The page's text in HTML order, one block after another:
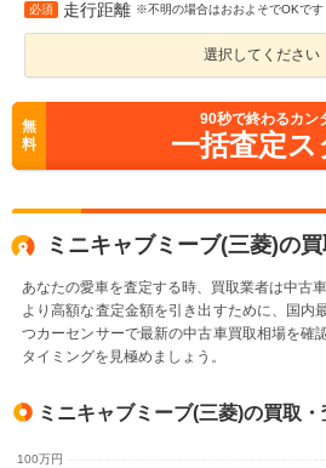
必須 走行距離 ※不明の場合はおおよそでOKです
選択してください
無
料
90秒で終わるカン
一括査定ス
ミニキャブミーブ(三菱)の
あなたの愛車を査定する時、買取業者は中古
より高額な査定金額を引き出すために、国内
つカーセンサーで最新の中古車買取相場を確
タイミングを見極めましょう。
ミニキャブミーブ(三菱)の買取